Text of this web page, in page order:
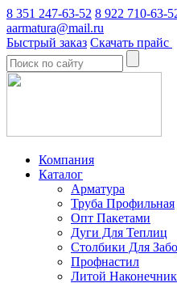
8 351 247-63-52 8 922 710-63-
aarmatura@mail.ru
Быстрый заказ Скачать прайс
Компания
Каталог
Арматура
Труба Профильная
Опт Пакетами
Дуги Для Теплиц
Столбики Для
Профнастил
Литой